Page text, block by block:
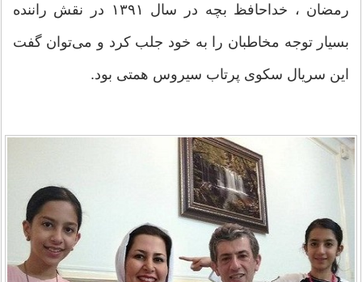
رمضان ، خداحافظ بچه در سال ۱۳۹۱ در نقش راننده
بسیار توجه مخاطبان را به خود جلب کرد و می‌توان گفت
این سریال سکوی پرتاب سیروس همتی بود.